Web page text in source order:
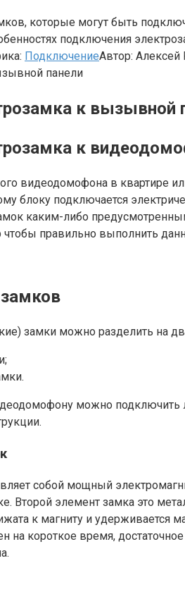
которые могут быть
подключения
ПодключениеАвтор: Алексей
к вызывной
к
видеодомофона в квартире
блоку подключается
каким-либо
правильно выполнить
замки можно разделить на
можно подключить
собой мощный
Второй элемент замка это
к магниту и удерживается
на короткое время,